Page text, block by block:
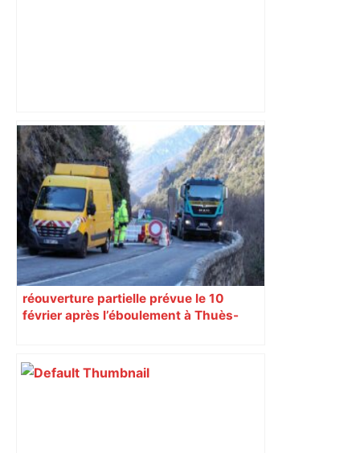
DIRECT. Colère des agriculteurs :
mobilisation agricole à Toulouse ce
samedi, 113 vaches abattues en Ariège
– ladepeche.fr
réouverture partielle prévue le 10
février après l’éboulement à Thuès-